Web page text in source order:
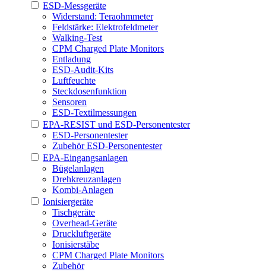
ESD-Messgeräte
Widerstand: Teraohmmeter
Feldstärke: Elektrofeldmeter
Walking-Test
CPM Charged Plate Monitors
Entladung
ESD-Audit-Kits
Luftfeuchte
Steckdosenfunktion
Sensoren
ESD-Textilmessungen
EPA-RESIST und ESD-Personentester
ESD-Personentester
Zubehör ESD-Personentester
EPA-Eingangsanlagen
Bügelanlagen
Drehkreuzanlagen
Kombi-Anlagen
Ionisiergeräte
Tischgeräte
Overhead-Geräte
Druckluftgeräte
Ionisierstäbe
CPM Charged Plate Monitors
Zubehör